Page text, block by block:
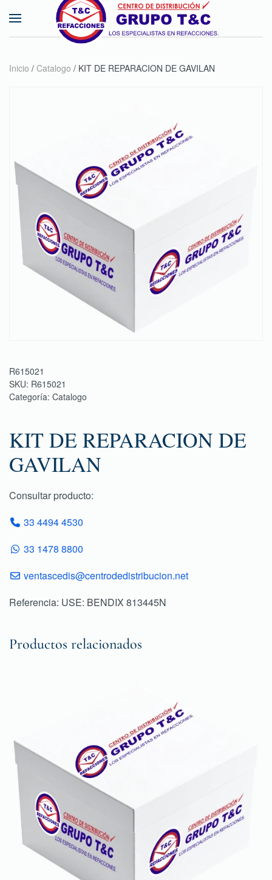
Skip to main content
Inicio / Catalogo / KIT DE REPARACION DE GAVILAN
R615021
SKU: R615021
Categoría: Catalogo
KIT DE REPARACION DE
GAVILAN
Consultar producto:
33 4494 4530
33 1478 8800
ventascedis@centrodedistribucion.net
Referencia: USE: BENDIX 813445N
Productos relacionados